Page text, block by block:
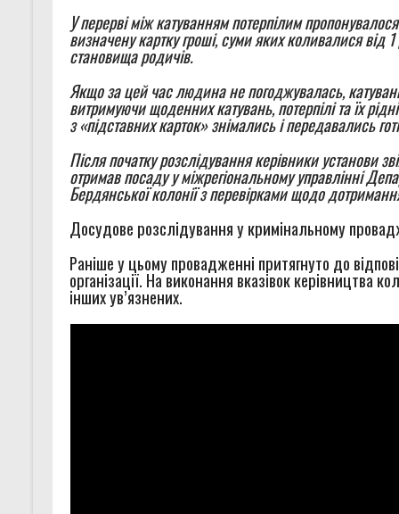
У перерві між катуванням потерпілим
визначену картку гроші, суми яких коливалися від
становища родичів.
Якщо за цей час людина не погоджувалась,
витримуючи щоденних катувань, потерпілі та їх
з «підставних карток» знімались і передавались
Після початку розслідування керівники установи
отримав посаду у міжрегіональному управлінні
Бердянської колонії з перевірками щодо
Досудове розслідування у кримінальному
Раніше у цьому провадженні притягнуто до
організації. На виконання вказівок керівництва
інших ув’язнених.